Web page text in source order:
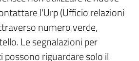
l'Urp (Ufficio relazioni
numero verde,
Le segnalazioni per
possono riguardare solo il